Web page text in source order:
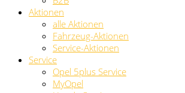
Aktionen
alle Aktionen
Fahrzeug-Aktionen
Service-Aktionen
Service
Opel 5plus Service
MyOpel